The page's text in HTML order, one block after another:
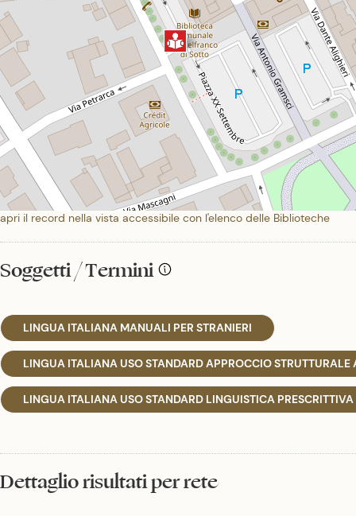
apri il record nella vista accessibile con l'elenco delle Biblioteche
Soggetti / Termini
LINGUA ITALIANA MANUALI PER STRANIERI
LINGUA ITALIANA USO STANDARD APPROCCIO
LINGUA ITALIANA USO STANDARD LINGUISTICA
Dettaglio risultati per rete